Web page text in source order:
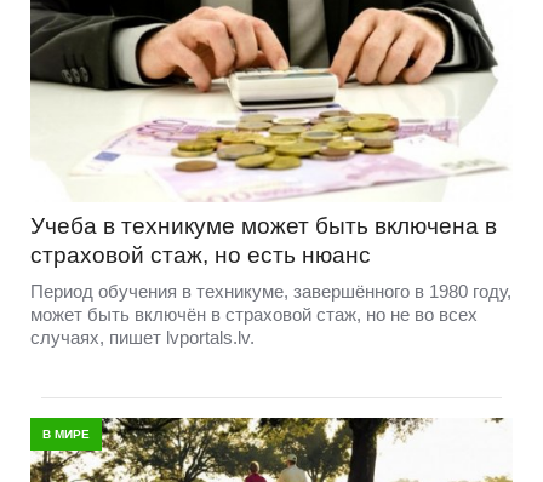
Учеба в техникуме может быть включена в
страховой стаж, но есть нюанс
Период обучения в техникуме, завершённого в 1980 году,
может быть включён в страховой стаж, но не во всех
случаях, пишет lvportals.lv.
В МИРЕ